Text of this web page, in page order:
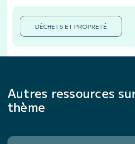
DÉCHETS ET PROPRETÉ
Autres ressources
thème